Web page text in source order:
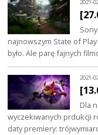
2021-
najnowszym State of
było. Ale parę fajnych
2021-
Dla
wyczekiwanych prdukcji
daty premiery: